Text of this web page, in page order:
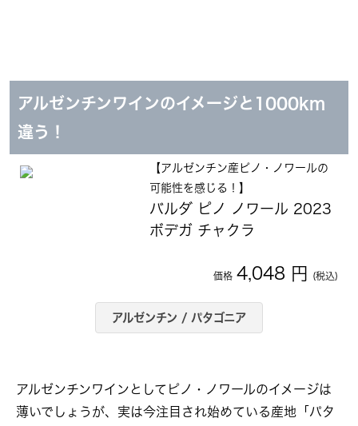
アルゼンチンワインのイメージと1000km
違う！
【アルゼンチン産ピノ・ノワールの
可能性を感じる！】
バルダ ピノ ノワール 2023
ボデガ チャクラ
価格 4,048 円 (税込)
アルゼンチン / パタゴニア
アルゼンチンワインとしてピノ・ノワールのイメージは
薄いでしょうが、実は今注目され始めている産地「パタ